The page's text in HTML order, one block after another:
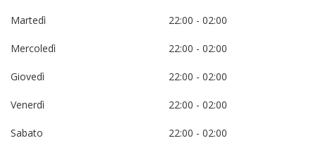
Martedì 22:00 - 02:00
Mercoledì 22:00 - 02:00
Giovedì 22:00 - 02:00
Venerdì 22:00 - 02:00
Sabato 22:00 - 02:00